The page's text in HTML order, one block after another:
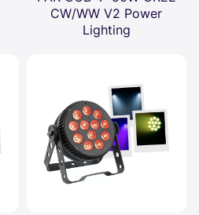
CW/WW V2 Power
Lighting